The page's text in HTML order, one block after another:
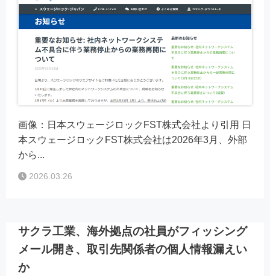
画像：日本スウェージロックFST株式会社より引用 日
本スウェージロックFST株式会社は2026年3月、外部
から...
2026.03.26
サクラ工業、海外拠点の社員がフィッシング
メール開き、取引先関係者の個人情報漏えい
か